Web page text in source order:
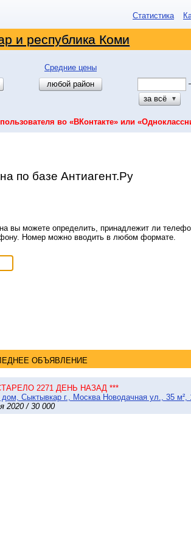
Статистика
и республика Коми
Средние цены
любой район
за всё
▼
во «ВКонтакте» или
по базе Антиагент.Ру
вы можете определить, принадлежит ли
Номер можно вводить в любом формате.
ОБЪЯВЛЕНИЕ
2271 ДЕНЬ НАЗАД ***
Сыктывкар г., Москва Новодачная ул., 35 м²,
2020 / 30 000